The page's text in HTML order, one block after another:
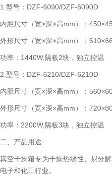
1.型号：DZF-6090/DZF-6090D
内胆尺寸（宽×深×高mm）：
外形尺寸（宽×深×高mm）：
功率：1440W,隔板2块，独立控温
2.型号：DZF-6210/DZF-6210D
内胆尺寸（宽×深×高mm）：
外形尺寸（宽×深×高mm）：
功率：2200W,隔板3块，独立控温
二、产品用途:
真空干燥箱专为干燥热敏性、易分
电子和化工行业。